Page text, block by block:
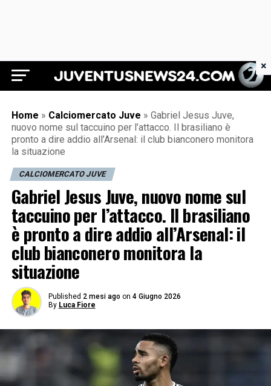
Juventus News 24
Home » Calciomercato Juve » Gabriel Jesus Juve,
nuovo nome sul taccuino per l’attacco. Il brasiliano è
pronto a dire addio all’Arsenal: il club bianconero monitora
la situazione
CALCIOMERCATO JUVE
Gabriel Jesus Juve, nuovo nome sul
taccuino per l’attacco. Il brasiliano
è pronto a dire addio all’Arsenal: il
club bianconero monitora la
situazione
Published 2 mesi ago on 4 Giugno 2026
By Luca Fiore
×